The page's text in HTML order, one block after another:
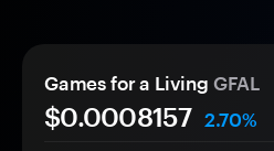
Games for a Living GFAL
$0.0008157
2.70%